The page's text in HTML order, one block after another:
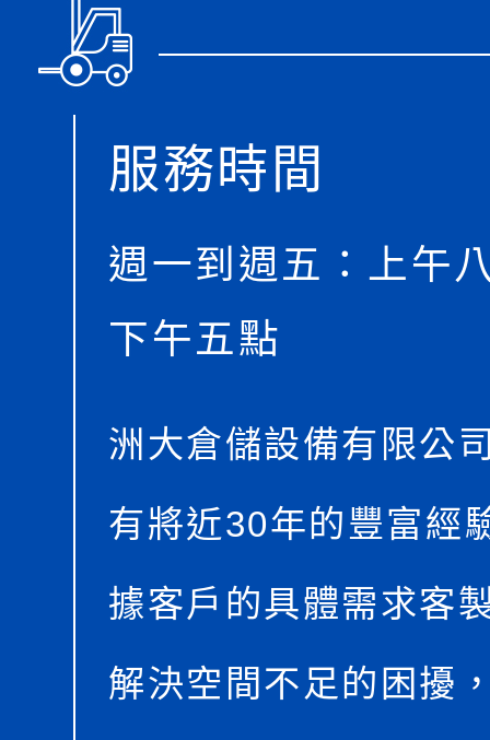
服務時間
週一到週五：上午
下午五點
洲大倉儲設備有限公
有將近30年的豐富經
據客戶的具體需求客
解決空間不足的困擾